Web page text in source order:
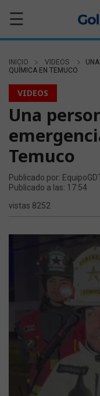
☰
INICIO VIDEOS
QUÍMICA EN TEMUCO
VIDEOS
Una
Temuco
Publicado por:
Publicado a las: 17:54
vistas 8252